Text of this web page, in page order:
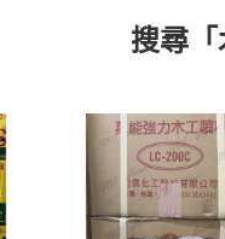
搜尋